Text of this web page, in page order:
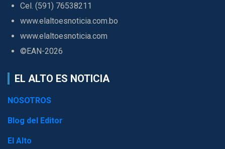
Cel. (591) 76538211
www.elaltoesnoticia.com.bo
www.elaltoesnoticia.com
©EAN-2026
EL ALTO ES NOTICIA
NOSOTROS
Blog del Editor
El Alto